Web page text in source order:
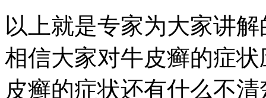
以上就是专家为大家讲
相信大家对牛皮癣的症
皮癣的症状还有什么不